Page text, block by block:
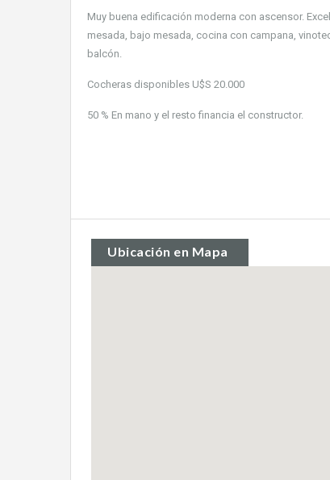
Muy buena edificación moderna con ascensor.
mesada, bajo mesada, cocina con campana,
balcón.
Cocheras disponibles U$S 20.000
50 % En mano y el resto financia el constructor.
Ubicación en Mapa